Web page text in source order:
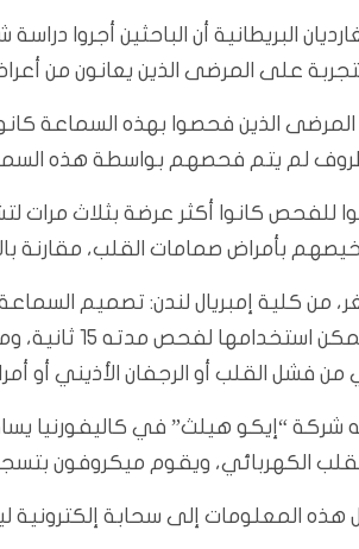
على المرضى الذين يعانون من
المرضى الذين فحصوا بهذه السماعة
لم يتم فحصهم بواسطة هذه
للفحص كانوا أكثر عرضة بثلاث مرات
بأمراض صمامات القلب، مقارنة
السماعة
فشل القلب أو الرجفان الأذيني أو
شركة “إيكو هيلث” في
الكهربائي، ويقوم ميكروفون
المعلومات إلى سحابة إلكترونية